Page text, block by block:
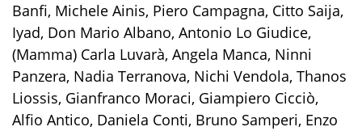
Banfi, Michele Ainis, Piero Campagna, Citto Saija,
Iyad, Don Mario Albano, Antonio Lo Giudice,
(Mamma) Carla Luvarà, Angela Manca, Ninni
Panzera, Nadia Terranova, Nichi Vendola, Thanos
Liossis, Gianfranco Moraci, Giampiero Cicciò,
Alfio Antico, Daniela Conti, Bruno Samperi, Enzo